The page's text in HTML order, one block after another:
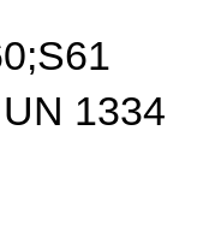
1334